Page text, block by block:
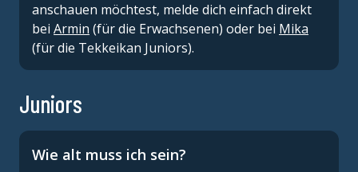
anschauen möchtest, melde dich einfach direkt
bei Armin (für die Erwachsenen) oder bei Mika
(für die Tekkeikan Juniors).
Juniors
Wie alt muss ich sein?